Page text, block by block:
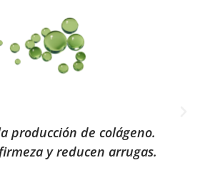
producción de colágeno.
y reducen arrugas.